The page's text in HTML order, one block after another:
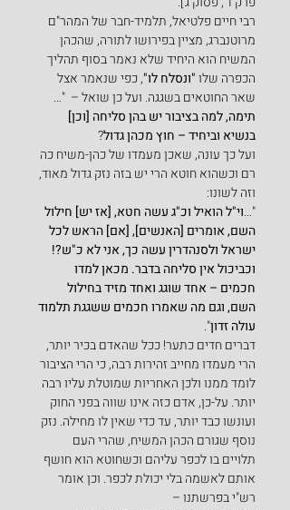
רבי חיים פלטיאל, תלמיד-חבר של המהר"ם
מרוטנברג, מציין בפירושו לתורה, שהכהן
המשיח הוא היחיד שלא נאמר בסוף תהליך
הכפרה שלו "ונסלח לו", כפי שנאמר אצל
שאר החוטאים בשגגה. ועל כן שואל –  "…
תימה, למה בציבור יש בהן סליחה [וכן]
בנשיא וביחיד – חוץ מכהן גדול?
ועל כך עונה, שאכן מעמדו של כהן-משיח כה
רם וכשהוא חוטא הרי יש בזה נזק גדול מאוד,
וזה לשונו:
"…וי"ל הואיל וכ"ג עשה חטא, [אז יש] חילול
השם, אומרים [האנשים], [אם] הראש לכל
ישראל ולסנהדרין עשה כך, אני לא כ"ש?!
וכביכול אין סליחה בדבר. מכאן למדו
חכמים – אחד שוגג ואחד מזיד בחילול
השם, וגם מה שאמרו חכמים ששגגת תלמוד
עולה זדון".
דברים חדים כתער! ככל שהאדם בכיר יותר,
הרי מעמדו מחייב זהירות רבה, כי הרי הציבור
לומד ממנו ולכן האחריות שמוטלת עליו רבה
יותר. על-כן, אדם כזה אינו שווה בפני החוק
ועונשו כבד יותר, עד כדי שאין לו מחילה. נזק
נוסף שגורם הכהן המשיח, שהרי העם
תלויים בו לכפר עליהם וכשחוטא הוא חושף
אותם לאשמה בלי יכולת לכפר. וכן אומר
רש"י בפרשתנו –